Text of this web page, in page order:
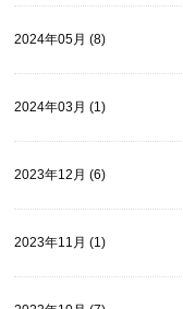
2024年05月 (8)
2024年03月 (1)
2023年12月 (6)
2023年11月 (1)